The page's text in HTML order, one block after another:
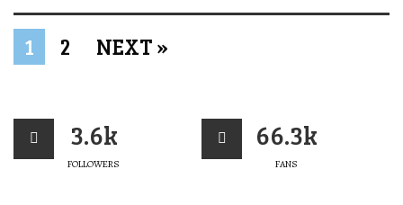
1 2 NEXT »
3.6k
FOLLOWERS
66.3k
FANS